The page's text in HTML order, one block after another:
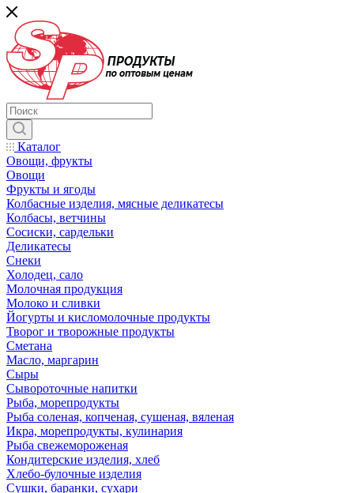
Каталог
Овощи, фрукты
Овощи
Фрукты и ягоды
Колбасные изделия, мясные деликатесы
Колбасы, ветчины
Сосиски, сардельки
Деликатесы
Снеки
Холодец, сало
Молочная продукция
Молоко и сливки
Йогурты и кисломолочные продукты
Творог и творожные продукты
Сметана
Масло, маргарин
Сыры
Сывороточные напитки
Рыба, морепродукты
Рыба соленая, копченая, сушеная, вяленая
Икра, морепродукты, кулинария
Рыба свежемороженая
Кондитерские изделия, хлеб
Хлебо-булочные изделия
Сушки, баранки, сухари